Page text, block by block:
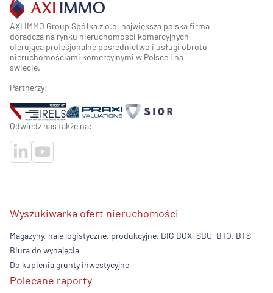
AXI IMMO Group Spółka z o.o. największa polska firma
doradcza na rynku nieruchomości komercyjnych
oferująca profesjonalne pośrednictwo i usługi obrotu
nieruchomościami komercyjnymi w Polsce i na
świecie.
Partnerzy:
Odwiedź nas także na:
Wyszukiwarka ofert nieruchomości
Magazyny, hale logistyczne, produkcyjne, BIG BOX, SBU, BTO, BTS
Biura do wynajęcia
Do kupienia grunty inwestycyjne
Polecane raporty